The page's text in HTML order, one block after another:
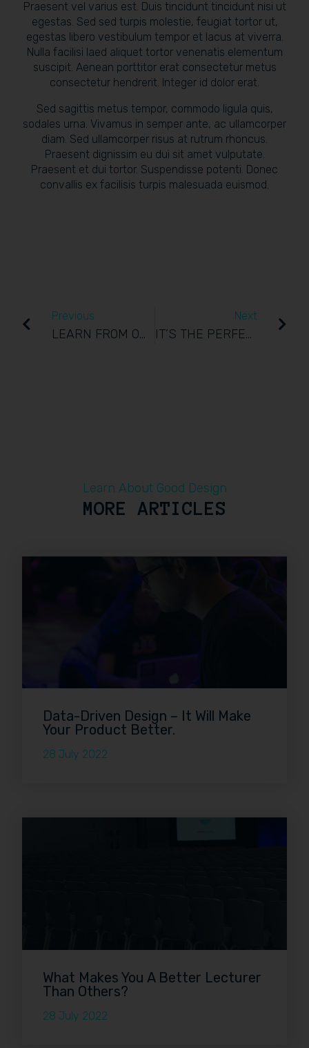
Praesent vel varius est. Duis tincidunt tincidunt nisi ut
egestas. Sed sed turpis molestie, feugiat tortor ut,
egestas libero vestibulum tempor et lacus at viverra.
Nulla facilisi laed aliquet tortor venenatis elementum
suscipit. Aenean porttitor erat consectetur metus
consectetur hendrerit. Integer id dolor erat.
Sed sagittis metus tempor, commodo ligula quis,
sodales urna. Vivamus in semper ante, ac ullamcorper
diam. Sed ullamcorper risus at rutrum rhoncus.
Praesent dignissim eu dui sit amet vulputate.
Praesent et dui tortor. Suspendisse potenti. Donec
convallis ex facilisis turpis malesuada euismod.
Previous
LEARN FROM OUR PAST PARTICIPANTS AND THE WAY THEY CHANGE THEIR LIFE
Next
IT’S THE PERFECT MATCH – COMBINE BETWEEN FUN AND LEARNING.
Learn About Good Design
MORE ARTICLES
Data-Driven Design – It Will Make
Your Product Better.
28 July 2022
What Makes You A Better Lecturer
Than Others?
28 July 2022